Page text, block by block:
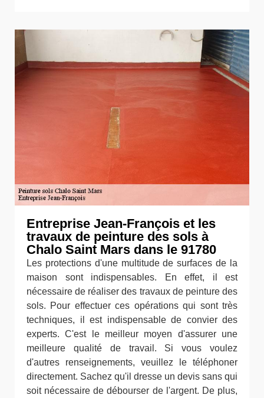
Entreprise Jean-François et les
travaux de peinture des sols à
Chalo Saint Mars dans le 91780
Les protections d'une multitude de surfaces de la
maison sont indispensables. En effet, il est
nécessaire de réaliser des travaux de peinture des
sols. Pour effectuer ces opérations qui sont très
techniques, il est indispensable de convier des
experts. C'est le meilleur moyen d'assurer une
meilleure qualité de travail. Si vous voulez
d'autres renseignements, veuillez le téléphoner
directement. Sachez qu'il dresse un devis sans qui
soit nécessaire de débourser de l'argent. De plus,